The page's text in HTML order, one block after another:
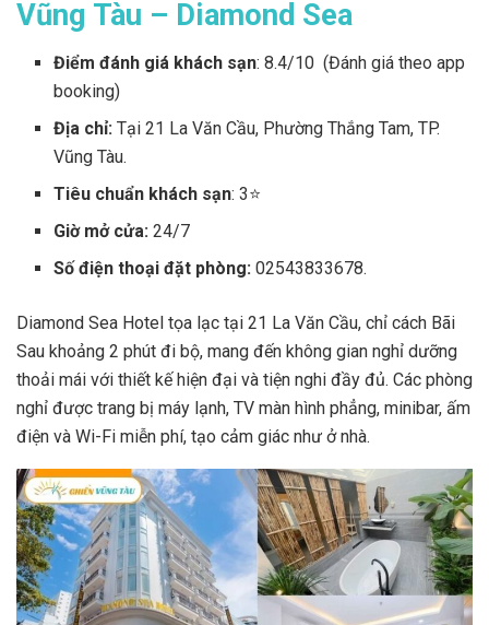
Vũng Tàu – Diamond Sea
Điểm đánh giá khách sạn: 8.4/10 (Đánh giá theo app
booking)
Địa chỉ: Tại 21 La Văn Cầu, Phường Thắng Tam, TP.
Vũng Tàu.
Tiêu chuẩn khách sạn: 3⭐
Giờ mở cửa:24/7
Số điện thoại đặt phòng: 02543833678.
Diamond Sea Hotel tọa lạc tại 21 La Văn Cầu, chỉ cách Bãi
Sau khoảng 2 phút đi bộ, mang đến không gian nghỉ dưỡng
thoải mái với thiết kế hiện đại và tiện nghi đầy đủ. Các phòng
nghỉ được trang bị máy lạnh, TV màn hình phẳng, minibar, ấm
điện và Wi-Fi miễn phí, tạo cảm giác như ở nhà.